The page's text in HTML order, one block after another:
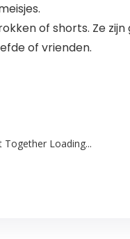
of shorts. Ze
of vrienden.
Together Loading...